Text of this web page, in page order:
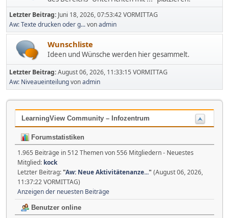
Letzter Beitrag: Juni 18, 2026, 07:53:42 VORMITTAG
Aw: Texte drucken oder g...vonadmin
Wunschliste
Ideen und Wünsche werden hier gesammelt.
Letzter Beitrag:August 06, 2026, 11:33:15 VORMITTAG
Aw: Niveaueinteilungvonadmin
LearningView Community – Infozentrum
Forumstatistiken
1.965 Beiträge in 512 Themen von 556 Mitgliedern - Neuestes
Mitglied: kock
Letzter Beitrag:"Aw: Neue Aktivitätenanze..." (August 06, 2026,
11:37:22 VORMITTAG)
Anzeigen der neuesten Beiträge
Benutzer online